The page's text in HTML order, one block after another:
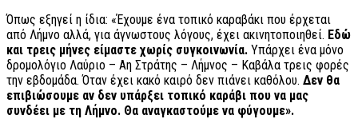
Όπως εξηγεί η ίδια: «Έχουμε ένα τοπικό καραβάκι που έρχεται
από Λήμνο αλλά, για άγνωστους λόγους, έχει ακινητοποιηθεί. Εδώ
και τρεις μήνες είμαστε χωρίς συγκοινωνία. Υπάρχει ένα μόνο
δρομολόγιο Λαύριο – Αη Στράτης – Λήμνος – Καβάλα τρεις φορές
την εβδομάδα. Όταν έχει κακό καιρό δεν πιάνει καθόλου. Δεν θα
επιβιώσουμε αν δεν υπάρξει τοπικό καράβι που να μας
συνδέει με τη Λήμνο. Θα αναγκαστούμε να φύγουμε».